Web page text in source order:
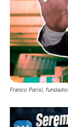
Franco Parisi,